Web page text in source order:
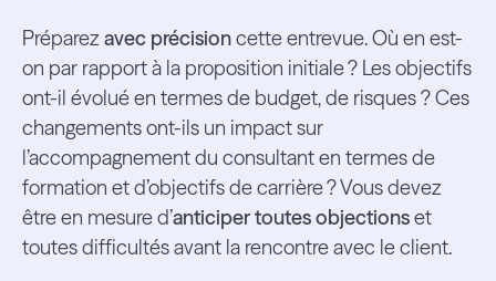
Préparez avec précisioncette entrevue. Où en est-
on par rapport à la proposition initiale ? Les objectifs
ont-il évolué en termes de budget, de risques ? Ces
changements ont-ils un impact sur
l’accompagnement du consultant en termes de
formation et d’objectifs de carrière ? Vous devez
être en mesure d’anticiper toutes objectionset
toutes difficultés avant la rencontre avec le client.